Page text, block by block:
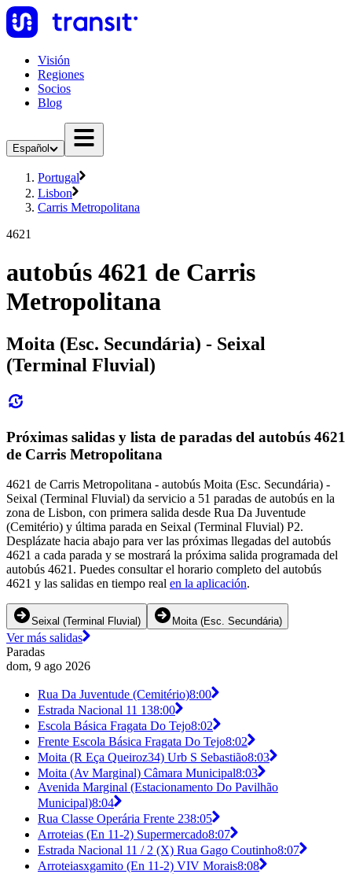
Visión
Regiones
Socios
Blog
Español
Portugal
Lisbon
Carris Metropolitana
4621
autobús 4621 de Carris
Metropolitana
Moita (Esc. Secundária) - Seixal
(Terminal Fluvial)
Próximas salidas y lista de paradas del autobús 4621
de Carris Metropolitana
4621 de Carris Metropolitana - autobús Moita (Esc. Secundária) -
Seixal (Terminal Fluvial) da servicio a 51 paradas de autobús en la
zona de Lisbon, con primera salida desde Rua Da Juventude
(Cemitério) y última parada en Seixal (Terminal Fluvial) P2.
Desplázate hacia abajo para ver las próximas llegadas del autobús
4621 a cada parada y se mostrará la próxima salida programada del
autobús 4621. Puedes consultar el horario completo del autobús
4621 y las salidas en tiempo real en la aplicación.
Seixal (Terminal Fluvial) Moita (Esc. Secundária)
Ver más salidas
Paradas
dom, 9 ago 2026
Rua Da Juventude (Cemitério)8:00
Estrada Nacional 11 138:00
Escola Básica Fragata Do Tejo8:02
Frente Escola Básica Fragata Do Tejo8:02
Moita (R Eça Queiroz34) Urb S Sebastião8:03
Moita (Av Marginal) Câmara Municipal8:03
Avenida Marginal (Estacionamento Do Pavilhão
Municipal)8:04
Rua Classe Operária Frente 238:05
Arroteias (En 11-2) Supermercado8:07
Estrada Nacional 11 / 2 (X) Rua Gago Coutinho8:07
Arroteiasxgamito (En 11-2) VIV Morais8:08